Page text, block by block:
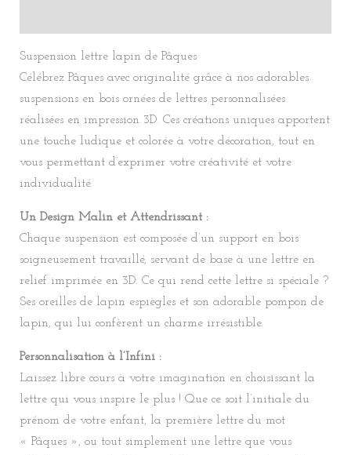
Suspension lettre lapin de Pâques
Célébrez Pâques avec originalité grâce à nos adorables
suspensions en bois ornées de lettres personnalisées
réalisées en impression 3D. Ces créations uniques apportent
une touche ludique et colorée à votre décoration, tout en
vous permettant d’exprimer votre créativité et votre
individualité.
Un Design Malin et Attendrissant :
Chaque suspension est composée d’un support en bois
soigneusement travaillé, servant de base à une lettre en
relief imprimée en 3D. Ce qui rend cette lettre si spéciale ?
Ses oreilles de lapin espiègles et son adorable pompon de
lapin, qui lui confèrent un charme irrésistible.
Personnalisation à l’Infini :
Laissez libre cours à votre imagination en choisissant la
lettre qui vous inspire le plus ! Que ce soit l’initiale du
prénom de votre enfant, la première lettre du mot
« Pâques », ou tout simplement une lettre que vous